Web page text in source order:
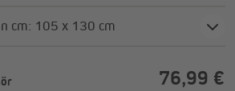
Breite x Höhe in cm: 105 x 130 cm
76,99 €